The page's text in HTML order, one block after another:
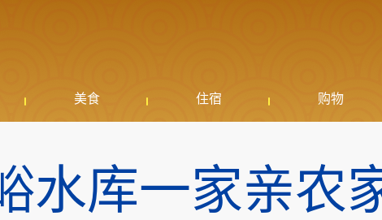
美食 住宿 购物
水库一家亲农